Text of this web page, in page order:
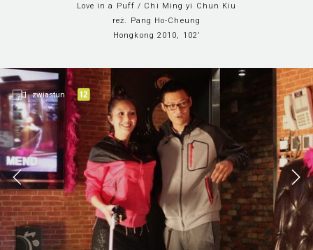
Love in a Puff / Chi Ming yi Chun Kiu
reż. Pang Ho-Cheung
Hongkong 2010, 102’
zwiastun